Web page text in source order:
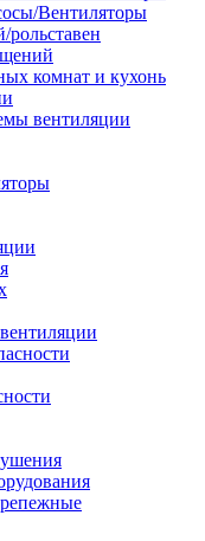
Вентиляторы
рольставен
комнат и кухонь
вентиляции